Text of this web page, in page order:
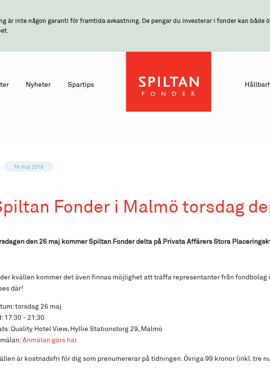
är inte någon garanti för framtida avkastning. De pengar du investerar i fonder kan både
Nyheter Spartips
16 maj 2016
Fonder i Malmö torsdag
den 26 maj kommer Spiltan Fonder delta på Privata Affärers Stora
kvällen kommer det även finnas möjlighet att träffa representanter från fondbolag
där!
torsdag 26 maj
17:30 - 21:30
Quality Hotel View, Hyllie Stationstorg 29, Malmö
Anmälan görs här.
är kostnadsfri för dig som prenumererar på tidningen. Övriga 99 kronor (inkl. tre